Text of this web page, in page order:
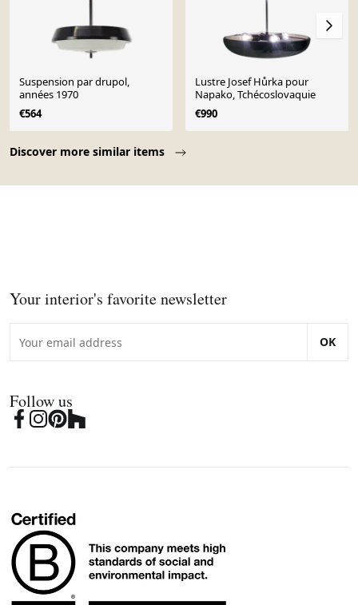
Discover more similar items
Suspension par drupol,
années 1970
€564
Lustre Josef Hůrka pour
Napako, Tchécoslovaquie
€990
Your interior's favorite newsletter
OK
Follow us